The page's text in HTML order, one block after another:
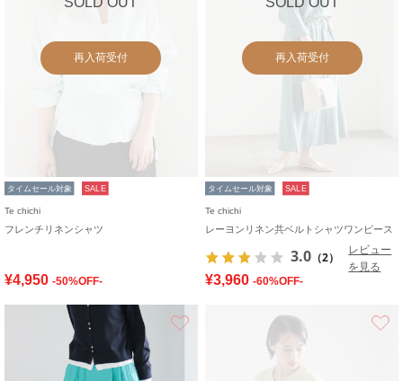
再入荷受付
タイムセール対象 SALE
Te chichi
フレンチリネンシャツ
¥4,950 -50%OFF-
再入荷受付
タイムセール対象 SALE
Te chichi
レーヨンリネン共ベルトシャツワンピース
3.0 （2）
レビュー
を見る
¥3,960 -60%OFF-